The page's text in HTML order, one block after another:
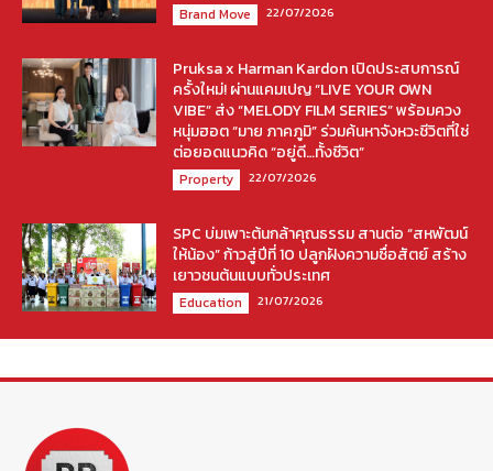
Brand Move 22/07/2026
Pruksa x Harman Kardon เปิดประสบการณ์
ครั้งใหม่! ผ่านแคมเปญ “LIVE YOUR OWN
VIBE” ส่ง “MELODY FILM SERIES” พร้อมควง
หนุ่มฮอต “มาย ภาคภูมิ” ร่วมค้นหาจังหวะชีวิตที่ใช่
ต่อยอดแนวคิด “อยู่ดี…ทั้งชีวิต”
Property 22/07/2026
SPC บ่มเพาะต้นกล้าคุณธรรม สานต่อ “สหพัฒน์
ให้น้อง” ก้าวสู่ปีที่ 10 ปลูกฝังความซื่อสัตย์ สร้าง
เยาวชนต้นแบบทั่วประเทศ
Education 21/07/2026